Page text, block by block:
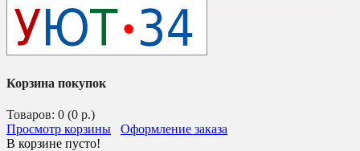
Корзина покупок
Товаров: 0 (0 р.)
Просмотр корзины
Оформление заказа
В корзине пусто!